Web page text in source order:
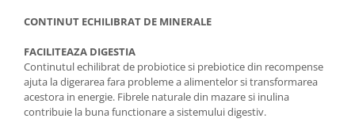
CONTINUT ECHILIBRAT DE MINERALE
FACILITEAZA DIGESTIA
Continutul echilibrat de probiotice si prebiotice din recompense
ajuta la digerarea fara probleme a alimentelor si transformarea
acestora in energie. Fibrele naturale din mazare si inulina
contribuie la buna functionare a sistemului digestiv.